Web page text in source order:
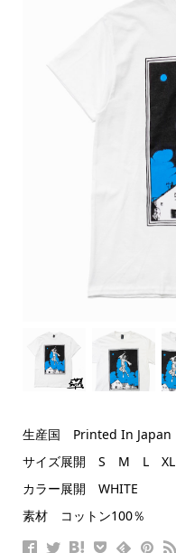
生産国 Printed In Japan
サイズ展開 S M L XL
カラー展開 WHITE
素材 コットン100％